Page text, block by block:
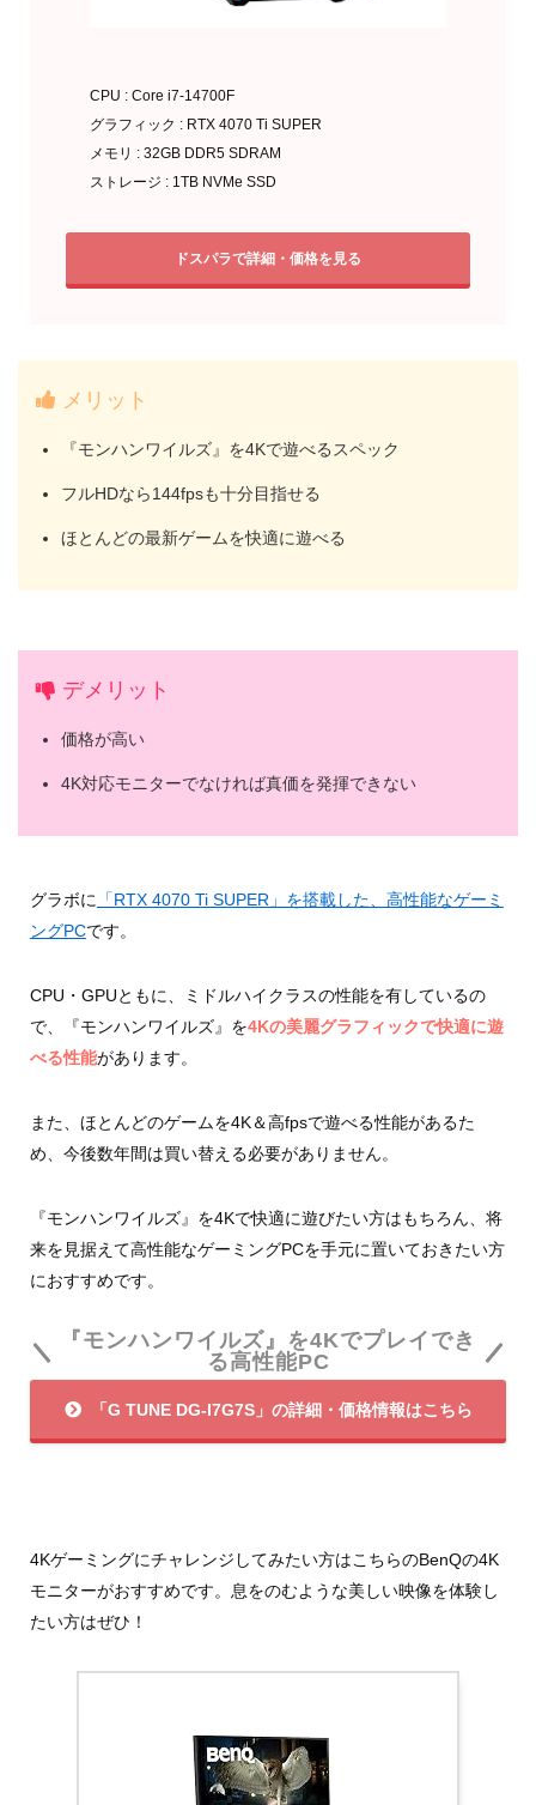
CPU : Core i7-14700F
グラフィック : RTX 4070 Ti SUPER
メモリ : 32GB DDR5 SDRAM
ストレージ : 1TB NVMe SSD
ドスパラで詳細・価格を見る
メリット
『モンハンワイルズ』を4Kで遊べるスペック
フルHDなら144fpsも十分目指せる
ほとんどの最新ゲームを快適に遊べる
デメリット
価格が高い
4K対応モニターでなければ真価を発揮できない
グラボに
「RTX 4070 Ti SUPER」を搭載した、高性能なゲーミ
ングPCです。
CPU・GPUともに、ミドルハイクラスの性能を有しているの
で、『モンハンワイルズ』を4Kの美麗グラフィックで快適に遊
べる性能があります。
また、ほとんどのゲームを4K＆高fpsで遊べる性能があるた
め、今後数年間は買い替える必要がありません。
『モンハンワイルズ』を4Kで快適に遊びたい方はもちろん、将
来を見据えて高性能なゲーミングPCを手元に置いておきたい方
におすすめです。
『モンハンワイルズ』を4Kでプレイでき
る高性能PC
「G TUNE DG-I7G7S」の詳細・価格情報はこちら
4Kゲーミングにチャレンジしてみたい方はこちらのBenQの4K
モニターがおすすめです。息をのむような美しい映像を体験し
たい方はぜひ！